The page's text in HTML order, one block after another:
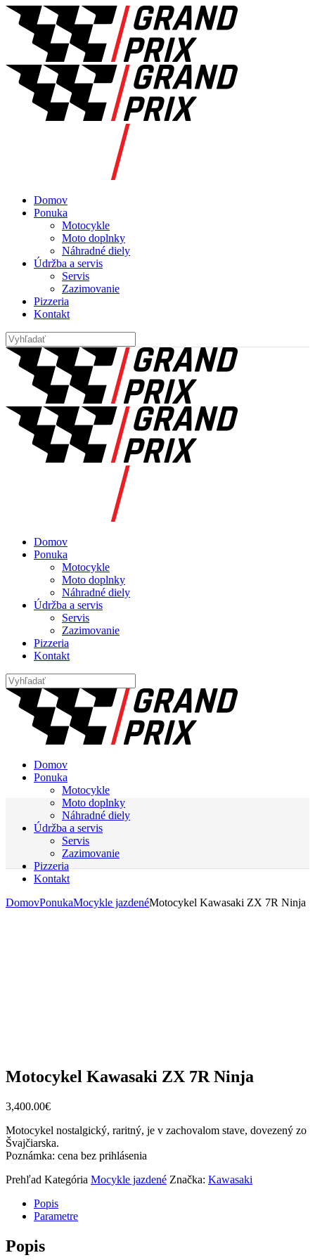
Domov
Ponuka
Motocykle
Moto doplnky
Náhradné diely
Údržba a servis
Servis
Zazimovanie
Pizzeria
Kontakt
Domov
Ponuka
Motocykle
Moto doplnky
Náhradné diely
Údržba a servis
Servis
Zazimovanie
Pizzeria
Kontakt
Domov
Ponuka
Motocykle
Moto doplnky
Náhradné diely
Údržba a servis
Servis
Zazimovanie
Pizzeria
Kontakt
DomovPonukaMocykle jazdenéMotocykel Kawasaki ZX 7R Ninja
Motocykel Kawasaki ZX 7R Ninja
3,400.00€
Motocykel nostalgický, raritný, je v zachovalom stave, dovezený zo
Švajčiarska.
Poznámka: cena bez prihlásenia
Prehľad Kategória Mocykle jazdené Značka: Kawasaki
Popis
Parametre
Popis